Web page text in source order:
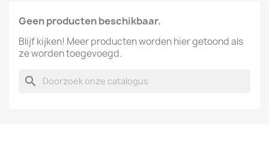
Geen producten beschikbaar.
Blijf kijken! Meer producten worden hier getoond als
ze worden toegevoegd.
search